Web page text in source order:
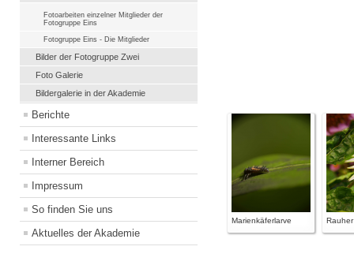
Fotoarbeiten einzelner Mitglieder der
Fotogruppe Eins
Fotogruppe Eins - Die Mitglieder
Bilder der Fotogruppe Zwei
Foto Galerie
Bildergalerie in der Akademie
Berichte
Interessante Links
Interner Bereich
Impressum
So finden Sie uns
Aktuelles der Akademie
Marienkäferlarve